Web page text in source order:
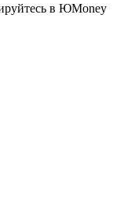
в ЮMoney